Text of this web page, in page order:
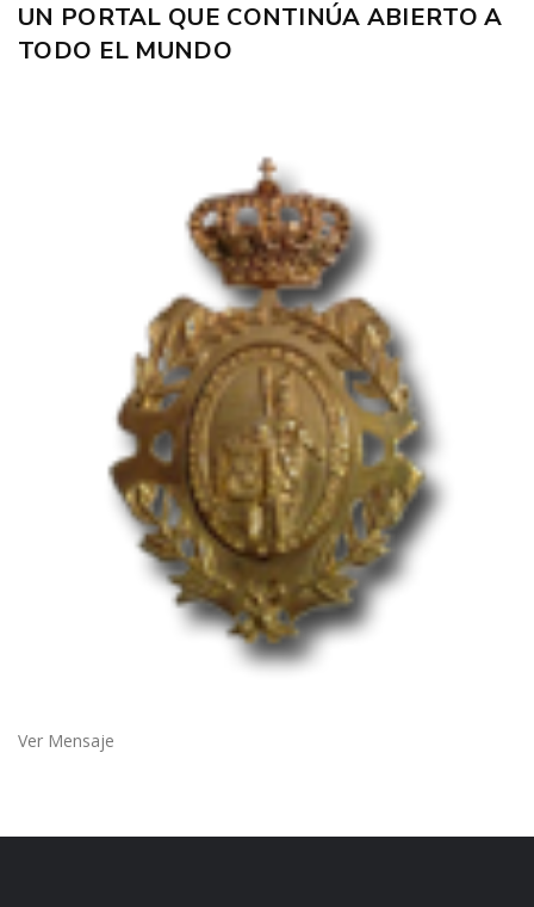
UN PORTAL QUE CONTINÚA ABIERTO A
TODO EL MUNDO
Ver Mensaje